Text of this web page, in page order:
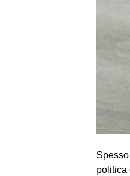
politica